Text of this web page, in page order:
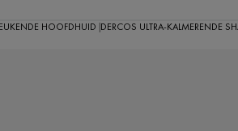
HOOFDHUID DERCOS ULTRA-KALMERENDE